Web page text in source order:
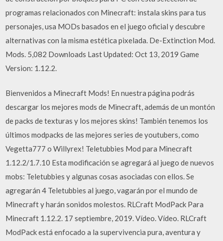
programas relacionados con Minecraft: instala skins para tus
personajes, usa MODs basados en el juego oficial y descubre
alternativas con la misma estética pixelada. De-Extinction Mod.
Mods. 5,082 Downloads Last Updated: Oct 13, 2019 Game
Version: 1.12.2.
Bienvenidos a Minecraft Mods! En nuestra página podrás
descargar los mejores mods de Minecraft, además de un montón
de packs de texturas y los mejores skins! También tenemos los
últimos modpacks de las mejores series de youtubers, como
Vegetta777 o Willyrex! Teletubbies Mod para Minecraft
1.12.2/1.7.10 Esta modificación se agregará al juego de nuevos
mobs: Teletubbies y algunas cosas asociadas con ellos. Se
agregarán 4 Teletubbies al juego, vagarán por el mundo de
Minecraft y harán sonidos molestos. RLCraft ModPack Para
Minecraft 1.12.2. 17 septiembre, 2019. Vídeo. Vídeo. RLCraft
ModPack está enfocado a la supervivencia pura, aventura y